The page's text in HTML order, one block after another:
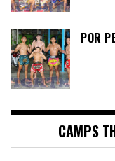
POR
CAMPS